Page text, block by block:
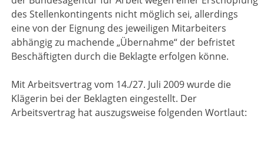
des Stellenkontingents nicht möglich sei, allerdings
eine von der Eignung des jeweiligen Mitarbeiters
abhängig zu machende „Übernahme“ der befristet
Beschäftigten durch die Beklagte erfolgen könne.
Mit Arbeitsvertrag vom 14./27. Juli 2009 wurde die
Klägerin bei der Beklagten eingestellt. Der
Arbeitsvertrag hat auszugsweise folgenden Wortlaut: